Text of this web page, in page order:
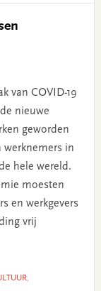
van COVID-19
nieuwe
geworden
in
hele wereld.
moesten
en werkgevers
vrij
,